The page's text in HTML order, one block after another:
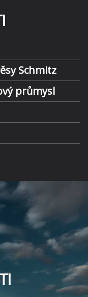
Schmitz
průmysl